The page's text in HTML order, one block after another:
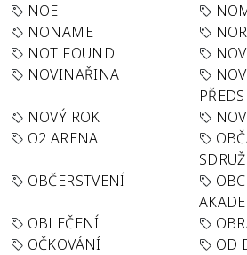
NOE
NONAME
NOT FOUND
NOVINAŘINA
NOVÝ ROK
O2 ARENA
OBČERSTVENÍ
OBLEČENÍ
OČKOVÁNÍ
OD